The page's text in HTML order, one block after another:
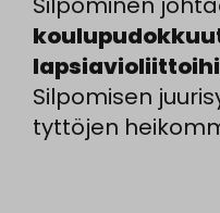
Silpomisen
tyttöjen